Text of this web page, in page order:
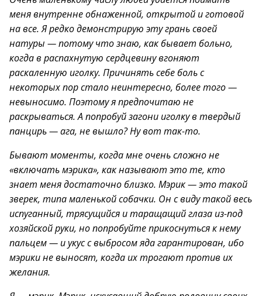
меня внутренне обнаженной, открытой и готовой
на все. Я редко демонстрирую эту грань своей
натуры — потому что знаю, как бывает больно,
когда в распахнутую сердцевину вгоняют
раскаленную иголку. Причинять себе боль с
некоторых пор стало неинтересно, более того —
невыносимо. Поэтому я предпочитаю не
раскрываться. А попробуй загони иголку в твердый
панцирь — ага, не вышло? Ну вот так-то.
Бывают моменты, когда мне очень сложно не
«включать мэрика», как называют это те, кто
знает меня достаточно близко. Мэрик — это такой
зверек, типа маленькой собачки. Он с виду такой весь
испуганный, трясущийся и таращащий глаза из-под
хозяйской руки, но попробуйте прикоснуться к нему
пальцем — и укус с выбросом яда гарантирован, ибо
мэрики не выносят, когда их трогают против их
желания.